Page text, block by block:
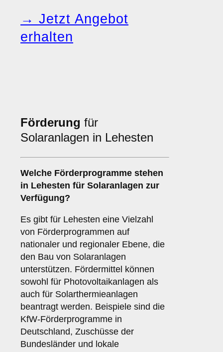
→ Jetzt Angebot
erhalten
Förderung für
Solaranlagen in Lehesten
Welche Förderprogramme stehen
in Lehesten für Solaranlagen zur
Verfügung?
Es gibt für Lehesten eine Vielzahl
von Förderprogrammen auf
nationaler und regionaler Ebene, die
den Bau von Solaranlagen
unterstützen. Fördermittel können
sowohl für Photovoltaikanlagen als
auch für Solarthermieanlagen
beantragt werden. Beispiele sind die
KfW-Förderprogramme in
Deutschland, Zuschüsse der
Bundesländer und lokale